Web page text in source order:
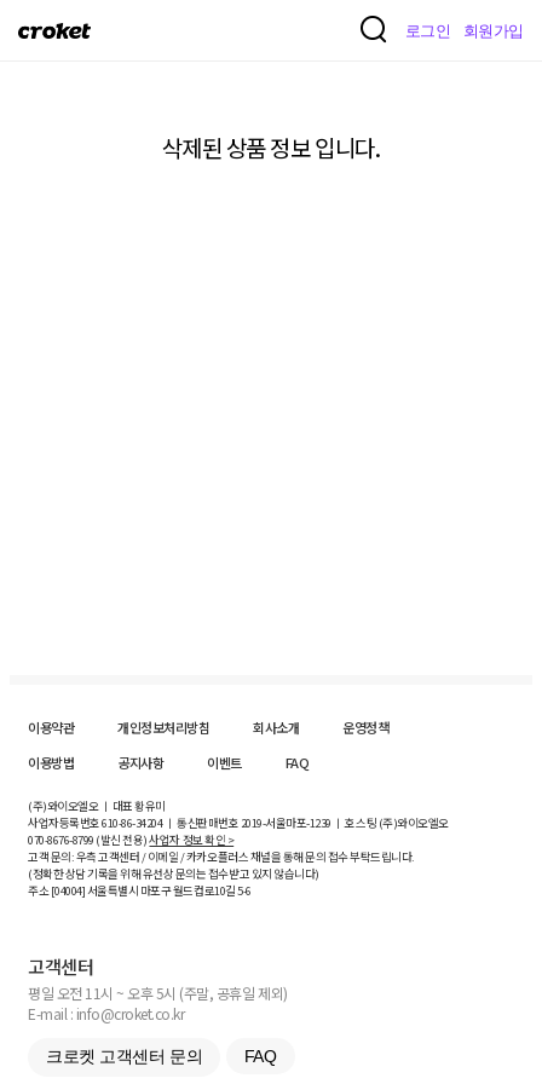
크
로그인 회원가입
삭제된 상품 정보 입니다.
이용약관 개인정보처리방침 회사소개
운영정책
이용방법
공지사항 이벤트 FAQ
(주)와이오엘오 ㅣ 대표 황유미
사업자등록번호610-86-34204ㅣ 통신판매번호 2019-서울마포-1239 ㅣ 호스팅 (주)와이오엘오
070-8676-8799 (발신 전용)사업자 정보 확인 >
고객 문의: 우측 고객센터 / 이메일 / 카카오플러스 채널을 통해 문의 접수 부탁드립니다.
(정확한 상담 기록을 위해 유선상 문의는 접수받고 있지 않습니다)
주소 [04004] 서울특별시 마포구 월드컵로10길5-6
고객센터
평일 오전 11시 ~ 오후 5시 (주말, 공휴일 제외)
E-mail : info@croket.co.kr
크로켓 고객센터 문의 FAQ